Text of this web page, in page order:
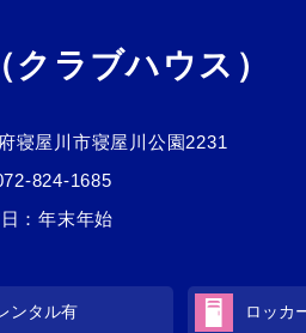
クラブハウス）
寝屋川市寝屋川公園2231
824-1685
：年末年始
ンタル有 ロッカ